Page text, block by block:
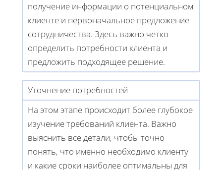
получение информации о потенциальном
клиенте и первоначальное предложение
сотрудничества. Здесь важно чётко
определить потребности клиента и
предложить подходящее решение.
Уточнение потребностей
На этом этапе происходит более глубокое
изучение требований клиента. Важно
выяснить все детали, чтобы точно
понять, что именно необходимо клиенту
и какие сроки наиболее оптимальны для